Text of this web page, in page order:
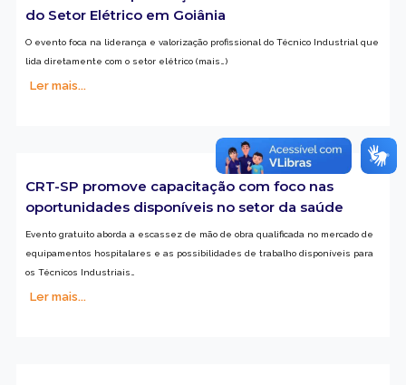
do Setor Elétrico em Goiânia
O evento foca na liderança e valorização profissional do Técnico Industrial que
lida diretamente com o setor elétrico (mais…)
Ler mais...
CRT-SP promove capacitação com foco nas
oportunidades disponíveis no setor da saúde
Evento gratuito aborda a escassez de mão de obra qualificada no mercado de
equipamentos hospitalares e as possibilidades de trabalho disponíveis para
os Técnicos Industriais…
Ler mais...